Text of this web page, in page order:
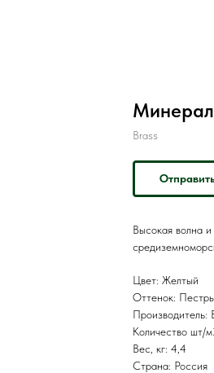
Brass
Высокая волна
Цвет: Желтый
Оттенок:
Производитель:
Количество шт/
Вес, кг: 4,4
Страна: Россия